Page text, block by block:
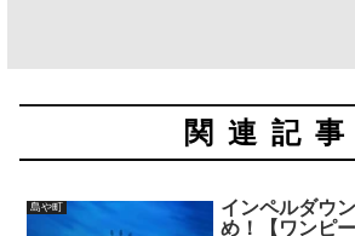
関連記事
島や町
インペルダウ
め！【ワンピ